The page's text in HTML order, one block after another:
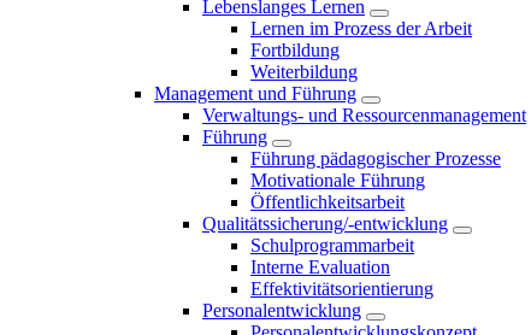
Lebenslanges Lernen
Lernen im Prozess der Arbeit
Fortbildung
Weiterbildung
Management und Führung
Verwaltungs- und Ressourcenmanagement
Führung
Führung pädagogischer Prozesse
Motivationale Führung
Öffentlichkeitsarbeit
Qualitätssicherung/-entwicklung
Schulprogrammarbeit
Interne Evaluation
Effektivitätsorientierung
Personalentwicklung